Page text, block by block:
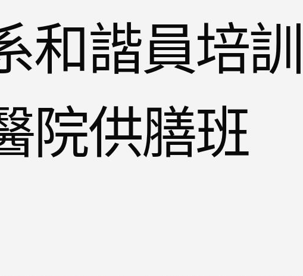
和諧員培訓
院供膳班